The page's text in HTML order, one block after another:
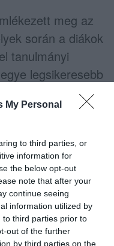
My Personal
to third parties, or
information for
the below opt-out
note that after your
continue seeing
information utilized by
to third parties prior to
out of the further
by third parties on the
meg az
során a diákok
tanulmányi
legsikeresebb
főként a
érdekében az
Arany János
része,
jelentett a